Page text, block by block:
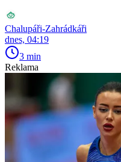
Chalupáři-Zahrádkáři
dnes, 04:19
3 min
Reklama